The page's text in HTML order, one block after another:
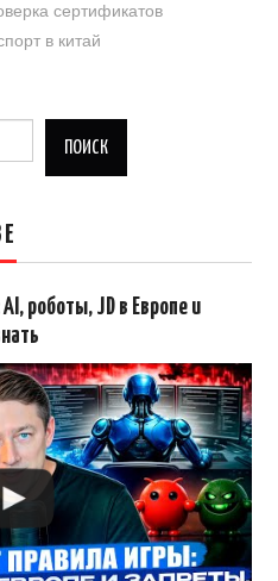
сертификатов
в китай
ПОИСК
роботы, JD в Европе и